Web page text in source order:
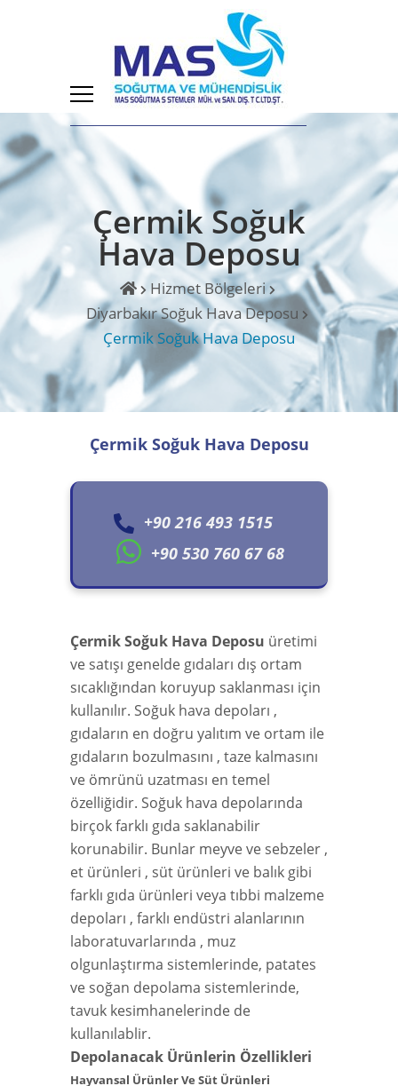
Çermik Soğuk
Hava Deposu
Hizmet Bölgeleri
Diyarbakır Soğuk Hava Deposu
Çermik Soğuk Hava Deposu
Çermik Soğuk Hava Deposu
+90 216 493 1515
+90 530 760 67 68
Çermik Soğuk Hava Deposu üretimi
ve satışı genelde gıdaları dış ortam
sıcaklığından koruyup saklanması için
kullanılır. Soğuk hava depoları ,
gıdaların en doğru yalıtım ve ortam ile
gıdaların bozulmasını , taze kalmasını
ve ömrünü uzatması en temel
özelliğidir. Soğuk hava depolarında
birçok farklı gıda saklanabilir
korunabilir. Bunlar meyve ve sebzeler ,
et ürünleri , süt ürünleri ve balık gibi
farklı gıda ürünleri veya tıbbi malzeme
depoları , farklı endüstri alanlarının
laboratuvarlarında , muz
olgunlaştırma sistemlerinde, patates
ve soğan depolama sistemlerinde,
tavuk kesimhanelerinde de
kullanılablir.
Depolanacak Ürünlerin Özellikleri
Hayvansal Ürünler Ve Süt Ürünleri